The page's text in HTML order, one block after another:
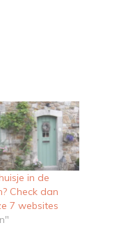
in de
Check dan
7 websites